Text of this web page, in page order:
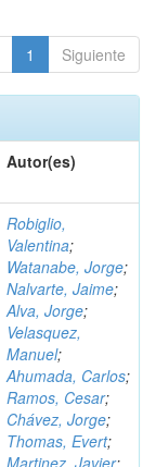
1 Siguiente
Autor(es)
Robiglio,
Valentina;
Watanabe, Jorge;
Nalvarte, Jaime;
Alva, Jorge;
Velasquez,
Manuel;
Ahumada, Carlos;
Ramos, Cesar;
Chávez, Jorge;
Thomas, Evert;
Martinez, Javier;